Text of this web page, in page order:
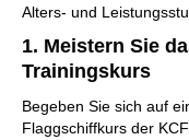
Alters- und
1. Meistern Sie
Trainingskurs
Begeben Sie sich auf
Flaggschiffkurs der